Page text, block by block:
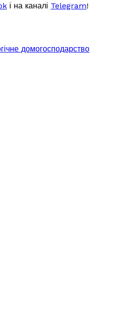
і на каналі Telegram!
домогосподарство